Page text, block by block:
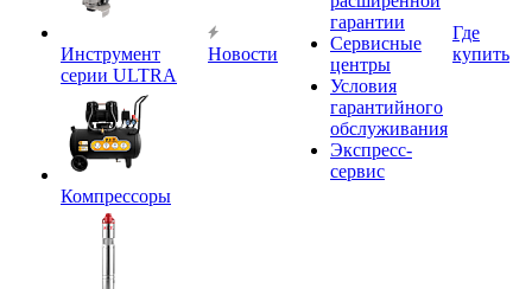
Инструмент
серии ULTRA
Компрессоры
Новости
гарантии
Сервисные
центры
Условия
гарантийного
обслуживания
Экспресс-
сервис
Где
купить